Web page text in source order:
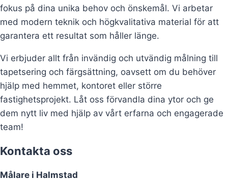
fokus på dina unika behov och önskemål. Vi arbetar
med modern teknik och högkvalitativa material för att
garantera ett resultat som håller länge.
Vi erbjuder allt från invändig och utvändig målning till
tapetsering och färgsättning, oavsett om du behöver
hjälp med hemmet, kontoret eller större
fastighetsprojekt. Låt oss förvandla dina ytor och ge
dem nytt liv med hjälp av vårt erfarna och engagerade
team!
Kontakta oss
Målare i Halmstad